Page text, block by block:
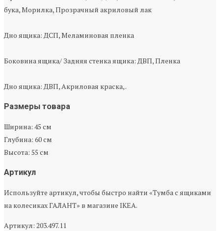
бука, Морилка, Прозрачный акриловый лак
Дно ящика: ДСП, Меламиновая пленка
Боковина ящика/ Задняя стенка ящика: ДВП, Пленка
Дно ящика: ДВП, Акриловая краска, .
Размеры товара
Ширина: 45 см
Глубина: 60 см
Высота: 55 см
Артикул
Используйте артикул, чтобы быстро найти «Тумба с ящиками
на колесиках ГАЛАНТ» в магазине IKEA.
Артикул: 203.497.11